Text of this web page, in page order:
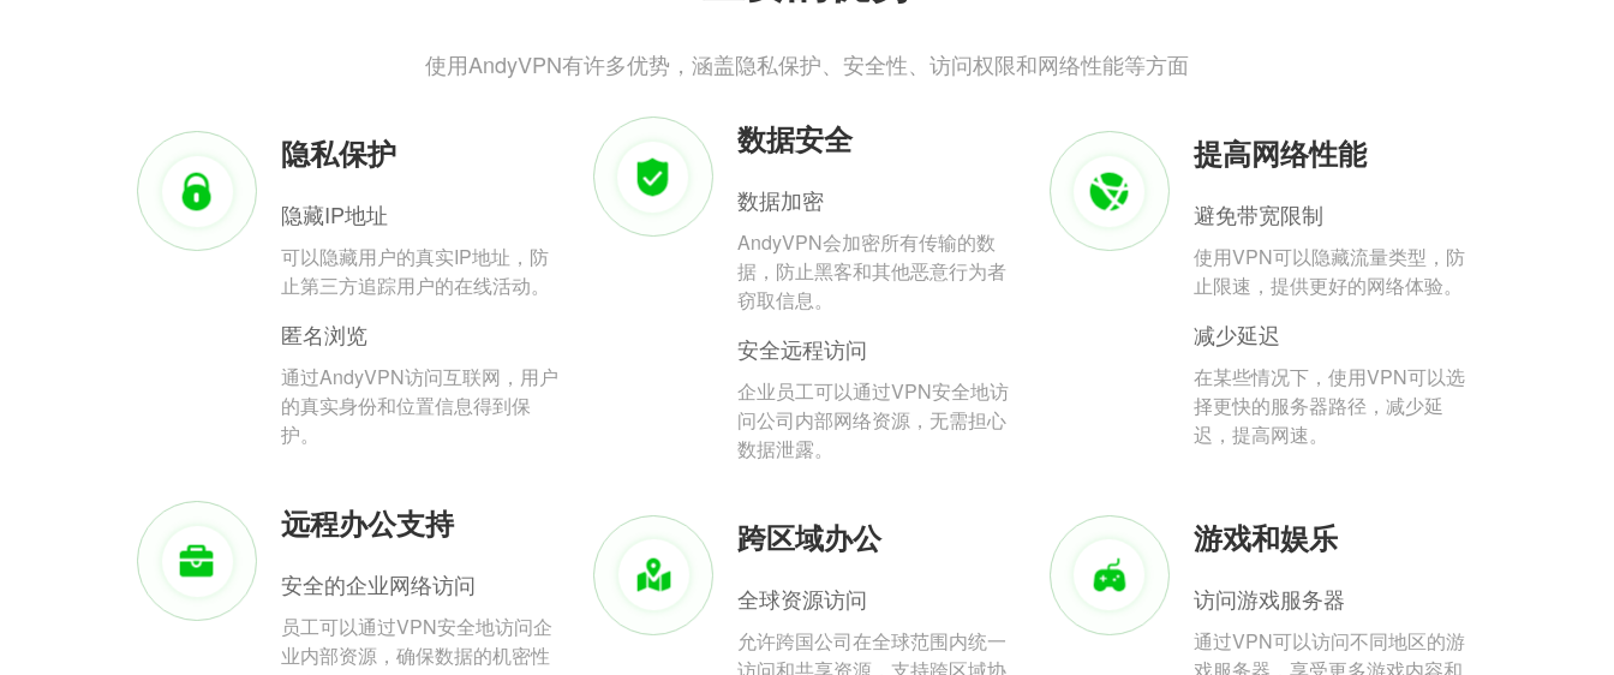
使用AndyVPN有许多优势，涵盖隐私保护、安全性、访问权限和网络性能等方面
隐私保护
隐藏IP地址
可以隐藏用户的真实IP地址，防
止第三方追踪用户的在线活动。
匿名浏览
通过AndyVPN访问互联网，用户
的真实身份和位置信息得到保
护。
数据安全
数据加密
AndyVPN会加密所有传输的数
据，防止黑客和其他恶意行为者
窃取信息。
安全远程访问
企业员工可以通过VPN安全地访
问公司内部网络资源，无需担心
数据泄露。
提高网络性能
避免带宽限制
使用VPN可以隐藏流量类型，防
止限速，提供更好的网络体验。
减少延迟
在某些情况下，使用VPN可以选
择更快的服务器路径，减少延
迟，提高网速。
远程办公支持
安全的企业网络访问
员工可以通过VPN安全地访问企
业内部资源，确保数据的机密性
跨区域办公
全球资源访问
允许跨国公司在全球范围内统一
游戏和娱乐
访问游戏服务器
通过VPN可以访问不同地区的游